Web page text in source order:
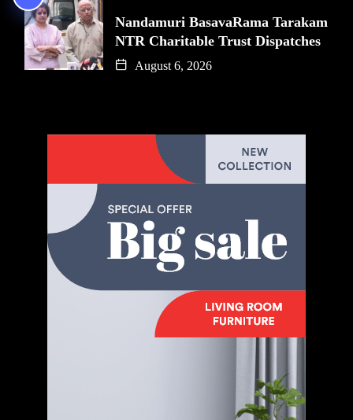
Nandamuri BasavaRama Tarakam
NTR Charitable Trust Dispatches
August 6, 2026